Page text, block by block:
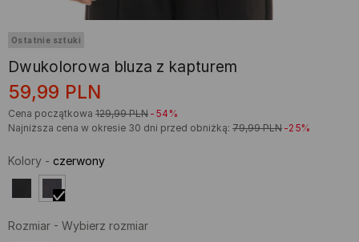
Ostatnie sztuki
Dwukolorowa bluza z kapturem
59,99 PLN
Cena początkowa 129,99 PLN -54%
Najniższa cena w okresie 30 dni przed obniżką: 79,99 PLN -25%
Kolory - czerwony
Rozmiar - Wybierz rozmiar